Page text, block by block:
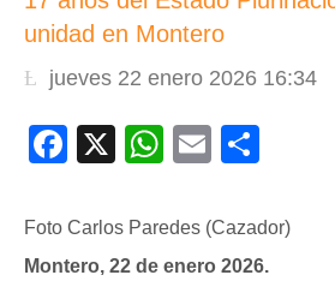
unidad en Montero
jueves 22 enero 2026 16:34
Facebook
X WhatsApp
Email
Foto Carlos Paredes (Cazador)
Montero, 22 de enero 2026.